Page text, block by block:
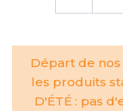
Départ de
les produits
D'ÉTÉ : pas